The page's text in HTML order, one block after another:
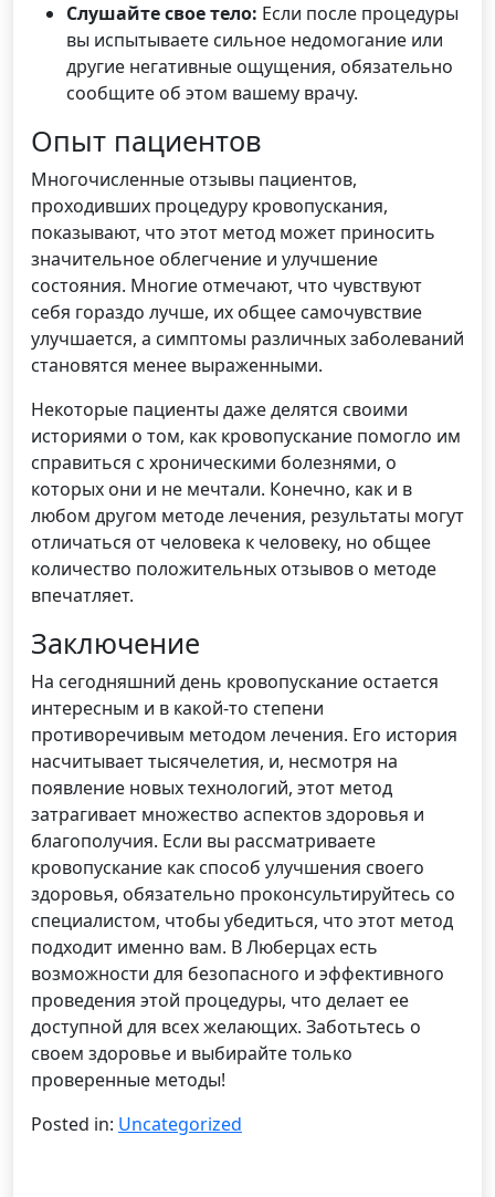
Слушайте свое тело: Если после процедуры
вы испытываете сильное недомогание или
другие негативные ощущения, обязательно
сообщите об этом вашему врачу.
Опыт пациентов
Многочисленные отзывы пациентов,
проходивших процедуру кровопускания,
показывают, что этот метод может приносить
значительное облегчение и улучшение
состояния. Многие отмечают, что чувствуют
себя гораздо лучше, их общее самочувствие
улучшается, а симптомы различных заболеваний
становятся менее выраженными.
Некоторые пациенты даже делятся своими
историями о том, как кровопускание помогло им
справиться с хроническими болезнями, о
которых они и не мечтали. Конечно, как и в
любом другом методе лечения, результаты могут
отличаться от человека к человеку, но общее
количество положительных отзывов о методе
впечатляет.
Заключение
На сегодняшний день кровопускание остается
интересным и в какой-то степени
противоречивым методом лечения. Его история
насчитывает тысячелетия, и, несмотря на
появление новых технологий, этот метод
затрагивает множество аспектов здоровья и
благополучия. Если вы рассматриваете
кровопускание как способ улучшения своего
здоровья, обязательно проконсультируйтесь со
специалистом, чтобы убедиться, что этот метод
подходит именно вам. В Люберцах есть
возможности для безопасного и эффективного
проведения этой процедуры, что делает ее
доступной для всех желающих. Заботьтесь о
своем здоровье и выбирайте только
проверенные методы!
Posted in: Uncategorized